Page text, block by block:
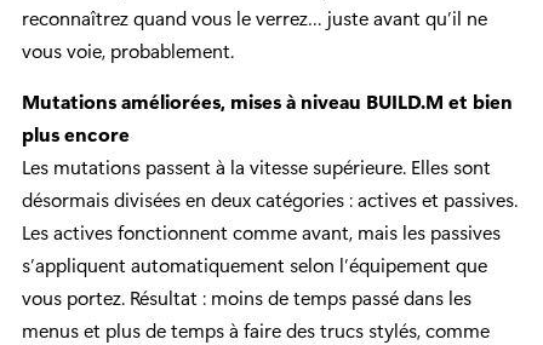
reconnaîtrez quand vous le verrez… juste avant qu’il ne
vous voie, probablement.
Mutations améliorées, mises à niveau BUILD.M et bien
plus encore
Les mutations passent à la vitesse supérieure. Elles sont
désormais divisées en deux catégories : actives et passives.
Les actives fonctionnent comme avant, mais les passives
s’appliquent automatiquement selon l’équipement que
vous portez. Résultat : moins de temps passé dans les
menus et plus de temps à faire des trucs stylés, comme